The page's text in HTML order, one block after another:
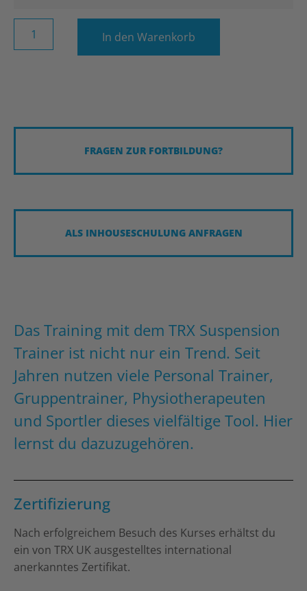
In den Warenkorb
FRAGEN ZUR FORTBILDUNG?
ALS INHOUSESCHULUNG ANFRAGEN
Das Training mit dem TRX Suspension
Trainer ist nicht nur ein Trend. Seit
Jahren nutzen viele Personal Trainer,
Gruppentrainer, Physiotherapeuten
und Sportler dieses vielfältige Tool. Hier
lernst du dazuzugehören.
Zertifizierung
Nach erfolgreichem Besuch des Kurses erhältst du
ein von TRX UK ausgestelltes international
anerkanntes Zertifikat.